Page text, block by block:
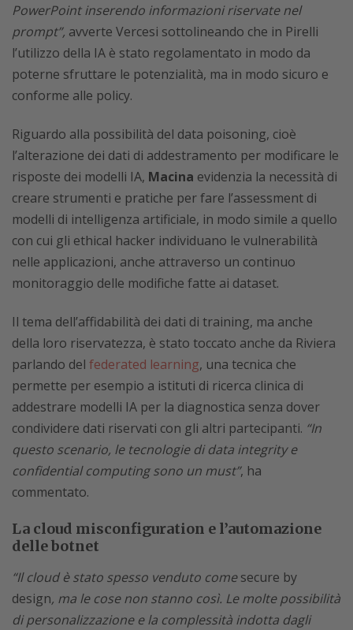
PowerPoint inserendo informazioni riservate nel
prompt”, avverte Vercesi sottolineando che in Pirelli
l’utilizzo della IA è stato regolamentato in modo da
poterne sfruttare le potenzialità, ma in modo sicuro e
conforme alle policy.
Riguardo alla possibilità del data poisoning, cioè
l’alterazione dei dati di addestramento per modificare le
risposte dei modelli IA, Macina evidenzia la necessità di
creare strumenti e pratiche per fare l’assessment di
modelli di intelligenza artificiale, in modo simile a quello
con cui gli ethical hacker individuano le vulnerabilità
nelle applicazioni, anche attraverso un continuo
monitoraggio delle modifiche fatte ai dataset.
Il tema dell’affidabilità dei dati di training, ma anche
della loro riservatezza, è stato toccato anche da Riviera
parlando del federated learning, una tecnica che
permette per esempio a istituti di ricerca clinica di
addestrare modelli IA per la diagnostica senza dover
condividere dati riservati con gli altri partecipanti. “In
questo scenario, le tecnologie di data integrity e
confidential computing sono un must”, ha
commentato.
La cloud misconfiguration e l’automazione
delle botnet
“Il cloud è stato spesso venduto comesecure by
design, ma le cose non stanno così. Le molte possibilità
di personalizzazione e la complessità indotta dagli